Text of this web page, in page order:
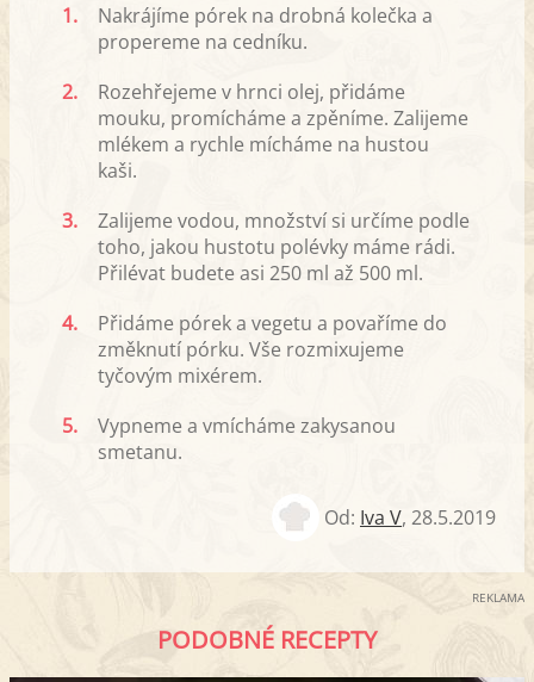
1.
Nakrájíme pórek na drobná kolečka a
propereme na cedníku.
2.
Rozehřejeme v hrnci olej, přidáme
mouku, promícháme a zpěníme. Zalijeme
mlékem a rychle mícháme na hustou
kaši.
3.
Zalijeme vodou, množství si určíme podle
toho, jakou hustotu polévky máme rádi.
Přilévat budete asi 250 ml až 500 ml.
4.
Přidáme pórek a vegetu a povaříme do
změknutí pórku. Vše rozmixujeme
tyčovým mixérem.
5.
Vypneme a vmícháme zakysanou
smetanu.
Od: Iva V, 28.5.2019
REKLAMA
PODOBNÉ RECEPTY